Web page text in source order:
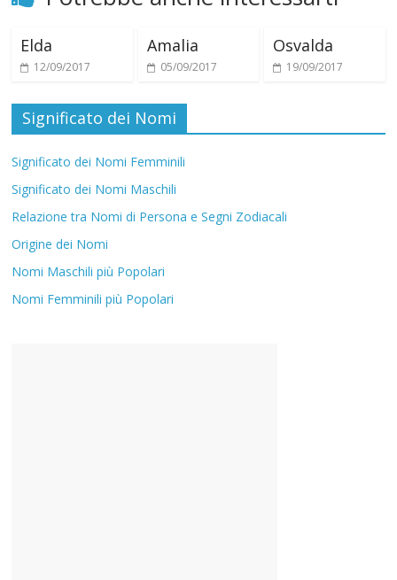
Elda
12/09/2017
Amalia
05/09/2017
Osvalda
19/09/2017
Significato dei Nomi
Significato dei Nomi Femminili
Significato dei Nomi Maschili
Relazione tra Nomi di Persona e Segni Zodiacali
Origine dei Nomi
Nomi Maschili più Popolari
Nomi Femminili più Popolari